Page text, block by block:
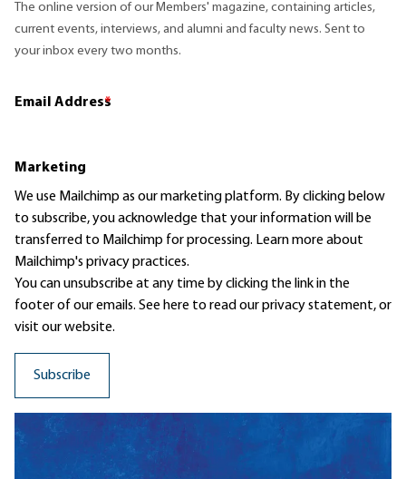
The online version of our Members' magazine, containing articles,
current events, interviews, and alumni and faculty news. Sent to
your inbox every two months.
Email Address
*
Marketing
We use Mailchimp as our marketing platform. By clicking below
to subscribe, you acknowledge that your information will be
transferred to Mailchimp for processing. Learn moreabout
Mailchimp's privacy practices.
You can unsubscribe at any time by clicking the link in the
footer of our emails. See here to read ourprivacy statement, or
visit our website.